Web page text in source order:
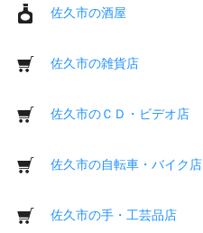
佐久市の酒屋
佐久市の雑貨店
佐久市のＣＤ・ビデオ店
佐久市の自転車・バイク店
佐久市の手・工芸品店